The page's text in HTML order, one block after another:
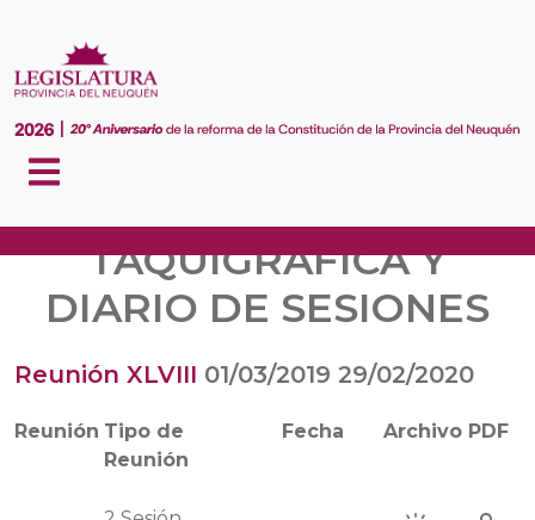
TAQUIGRÁFICA Y
DIARIO DE SESIONES
Reunión XLVIII 01/03/2019 29/02/2020
Reunión Tipo de
Reunión
Fecha Archivo PDF